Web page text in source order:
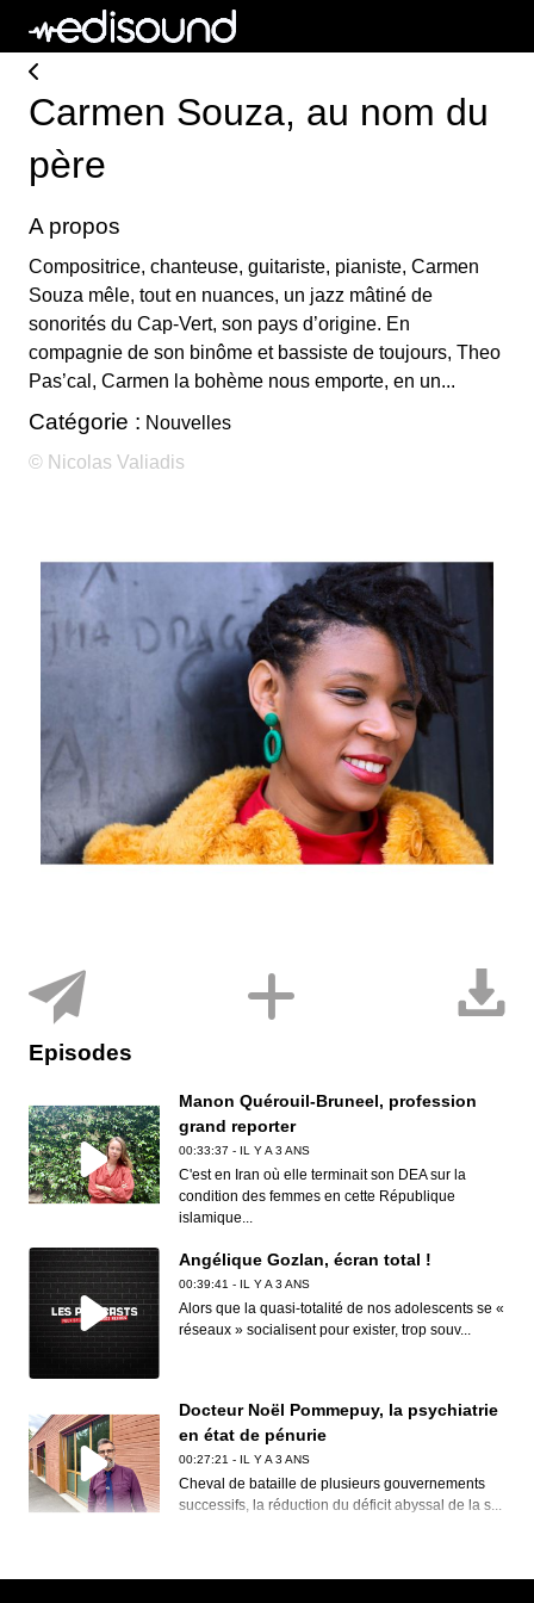
Carmen Souza, au nom du
père
A propos
Compositrice, chanteuse, guitariste, pianiste, Carmen
Souza mêle, tout en nuances, un jazz mâtiné de
sonorités du Cap-Vert, son pays d’origine. En
compagnie de son binôme et bassiste de toujours, Theo
Pas’cal, Carmen la bohème nous emporte, en un...
Catégorie : Nouvelles
© Nicolas Valiadis
Episodes
Manon Quérouil-Bruneel, profession
grand reporter
00:33:37 - IL Y A 3 ANS
C'est en Iran où elle terminait son DEA sur la
condition des femmes en cette République
islamique...
Angélique Gozlan, écran total !
00:39:41 - IL Y A 3 ANS
Alors que la quasi-totalité de nos adolescents se «
réseaux » socialisent pour exister, trop souv...
Docteur Noël Pommepuy, la psychiatrie
en état de pénurie
00:27:21 - IL Y A 3 ANS
Cheval de bataille de plusieurs gouvernements
successifs, la réduction du déficit abyssal de la s...